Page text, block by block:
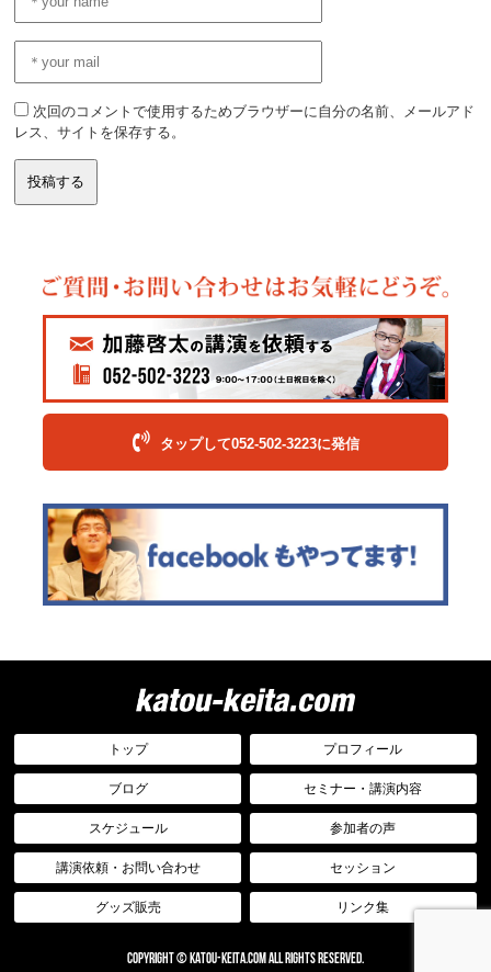
次回のコメントで使用するためブラウザーに自分の名前、メールアド
レス、サイトを保存する。
タップして052-502-3223に発信
トップ プロフィール
ブログ セミナー・講演内容
スケジュール 参加者の声
講演依頼・お問い合わせ セッション
グッズ販売 リンク集
COPYRIGHT © katou-keita.com ALL RIGHTS RESERVED.